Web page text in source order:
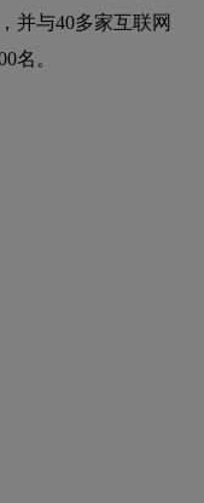
并与40多家互联网
名。